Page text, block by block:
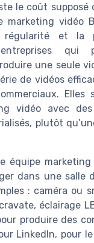
le coût supposé
marketing vidéo
et la
qui
une seule
de vidéos
Elles
vidéo avec
plutôt
équipe
dans une salle
: caméra ou
éclairage
produire des
LinkedIn, pour